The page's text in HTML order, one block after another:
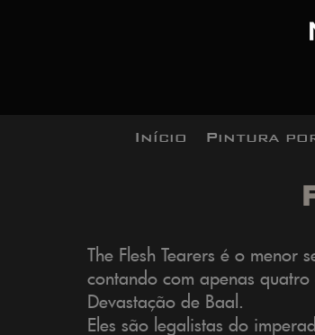
Início Pintura
The Flesh Tearers é o menor
contando com apenas
Devastação de Baal.
Eles são legalistas do